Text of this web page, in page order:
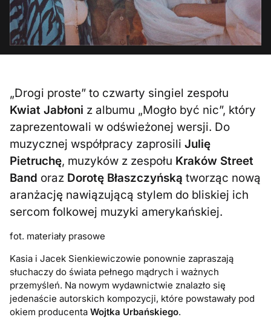
„Drogi proste” to czwarty singiel zespołu
Kwiat Jabłoni z albumu „Mogło być nic”, który
zaprezentowali w odświeżonej wersji. Do
muzycznej współpracy zaprosiliJulię
Pietruchę, muzyków z zespołu Kraków Street
Band oraz Dorotę Błaszczyńską tworząc nową
aranżację nawiązującą stylem do bliskiej ich
sercom folkowej muzyki amerykańskiej.
fot. materiały prasowe
Kasia i Jacek Sienkiewiczowie ponownie zapraszają
słuchaczy do świata pełnego mądrych i ważnych
przemyśleń. Na nowym wydawnictwie znalazło się
jedenaście autorskich kompozycji, które powstawały pod
okiem producentaWojtka Urbańskiego.